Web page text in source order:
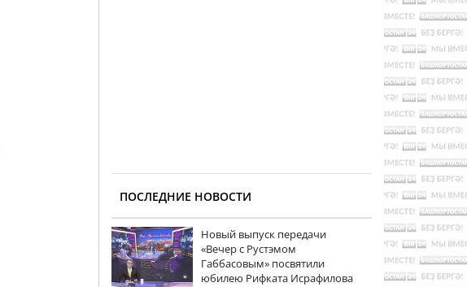
ПОСЛЕДНИЕ НОВОСТИ
Новый выпуск передачи
«Вечер с Рустэмом
Габбасовым» посвятили
юбилею Рифката Исрафилова